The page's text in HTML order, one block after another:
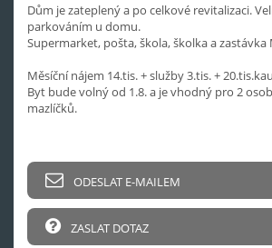
Dům je zateplený a po celkové revitalizaci.
parkováním u domu.
Supermarket, pošta, škola, školka a
Měsíční nájem 14.tis. + služby 3.tis. +
Byt bude volný od 1.8. a je vhodný pro 2
mazlíčků.
ODESLAT E-MAILEM
ZASLAT DOTAZ